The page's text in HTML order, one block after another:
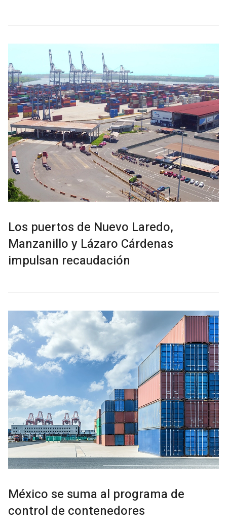
Los puertos de Nuevo Laredo,
Manzanillo y Lázaro Cárdenas
impulsan recaudación
México se suma al programa de
control de contenedores